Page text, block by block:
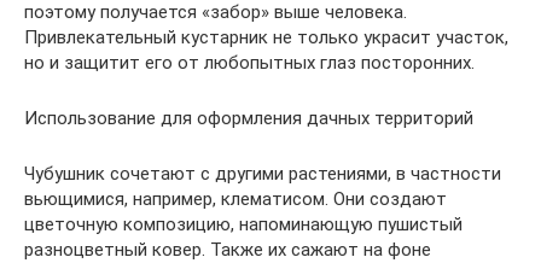
поэтому получается «забор» выше человека.
Привлекательный кустарник не только украсит участок,
но и защитит его от любопытных глаз посторонних.
Использование для оформления дачных территорий
Чубушник сочетают с другими растениями, в частности
вьющимися, например, клематисом. Они создают
цветочную композицию, напоминающую пушистый
разноцветный ковер. Также их сажают на фоне